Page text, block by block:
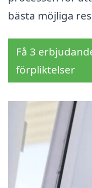
bästa möjliga
Få 3
förpliktelser